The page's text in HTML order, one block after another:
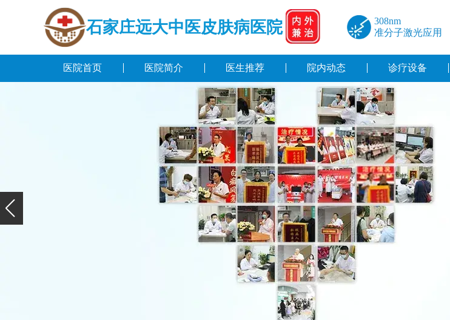
石家庄远大中医皮肤病医院
308nm
准分子激光应用
医院首页 医院简介 医生推荐 院内动态 诊疗设备